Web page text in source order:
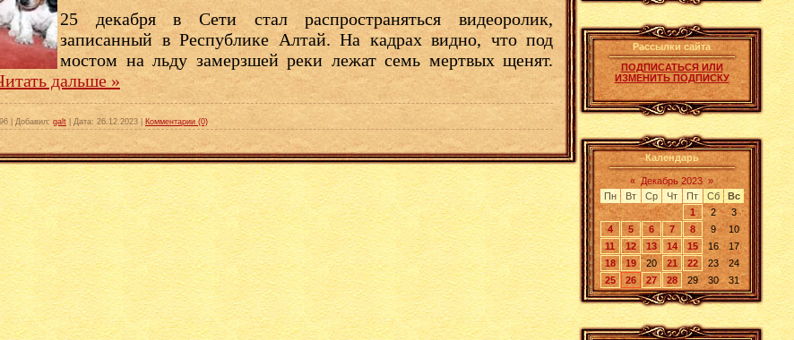
25 декабря в Сети стал распространяться видеоролик,
записанный в Республике Алтай. На кадрах видно, что под
мостом на льду замерзшей реки лежат семь мертвых щенят.
дальше »
Добавил: galt Дата: 26.12.2023 Комментарии (0)
Рассылки сайта
ПОДПИСАТЬСЯ ИЛИ
ИЗМЕНИТЬ ПОДПИСКУ
Календарь
« Декабрь 2023 »
Пн
Вт Ср Чт Пт Сб
Вс
1
2
3
4
5 6 7 8 9
10
11
12 13 14 15 16
17
18
19 20 21 22 23
24
25
26 27 28 29 30 31